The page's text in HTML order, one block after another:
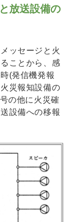
放送設備の
ッセージと火
ことから、感
(発信機発報
災報知設備の
の他に火災確
設備への移報